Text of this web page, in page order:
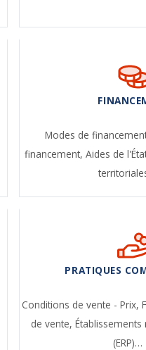
Modes de
financement,Aides de
PRATIQUES
Conditions de vente - Prix,
de vente, Établissements
(ERP)…